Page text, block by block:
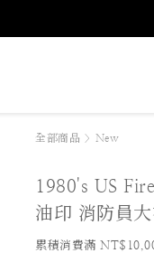
全部商品 > New
1980's US
油印 消防員
累積消費滿